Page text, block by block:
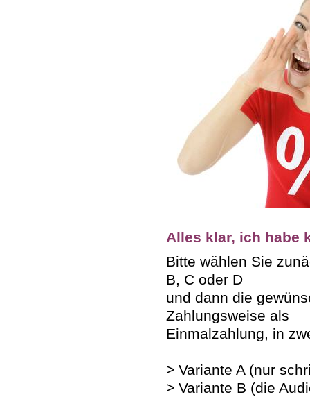
Alles klar, ich habe
Bitte wählen Sie
B, C oder D
und dann die
Zahlungsweise als
Einmalzahlung, in
> Variante A (nur
> Variante B (die